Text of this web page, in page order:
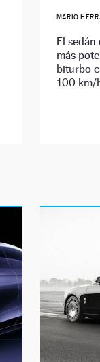
MARIO
El
más
biturbo
100 km/